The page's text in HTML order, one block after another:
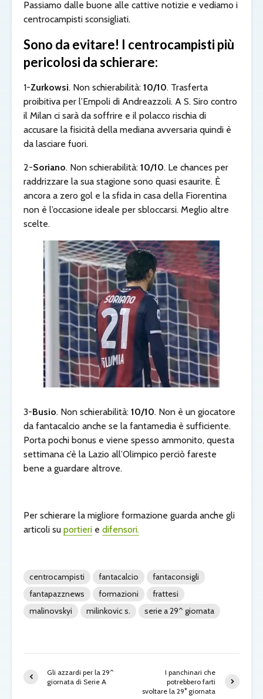
Passiamo dalle buone alle cattive notizie e vediamo i
centrocampisti sconsigliati.
Sono da evitare! I centrocampisti più
pericolosi da schierare:
1-Zurkowsi. Non schierabilità: 10/10. Trasferta
proibitiva per l’Empoli di Andreazzoli. A S. Siro contro
il Milan ci sarà da soffrire e il polacco rischia di
accusare la fisicità della mediana avversaria quindi è
da lasciare fuori.
2-Soriano. Non schierabilità: 10/10. Le chances per
raddrizzare la sua stagione sono quasi esaurite. È
ancora a zero gol e la sfida in casa della Fiorentina
non è l’occasione ideale per sbloccarsi. Meglio altre
scelte.
3-Busio. Non schierabilità: 10/10. Non è un giocatore
da fantacalcio anche se la fantamedia è sufficiente.
Porta pochi bonus e viene spesso ammonito, questa
settimana c’è la Lazio all’Olimpico perciò fareste
bene a guardare altrove.
Per schierare la migliore formazione guarda anche gli
articoli su portieri e difensori.
centrocampisti fantacalcio
fantaconsigli
fantapazznews
formazioni
frattesi
malinovskyi
milinkovic s. serie a 29^ giornata
Gli azzardi per la 29^
giornata di Serie A
I panchinari che
potrebbero farti
svoltare la 29° giornata